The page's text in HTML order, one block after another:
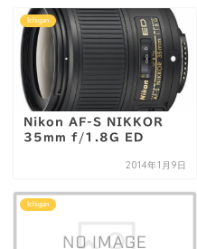
Ichigan
Nikon AF-S NIKKOR
35mm f/1.8G ED
2014年1月9日
Ichigan